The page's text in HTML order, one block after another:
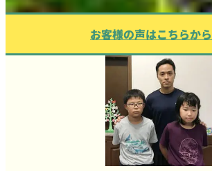
お客様の声はこちらから